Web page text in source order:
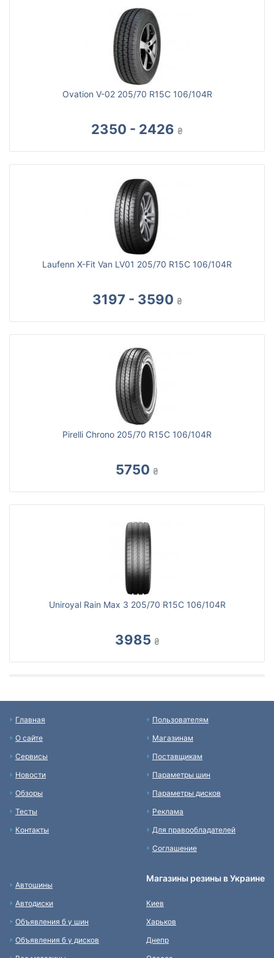
Ovation V-02 205/70 R15C 106/104R
2350 - 2426 ₴
Laufenn X-Fit Van LV01 205/70 R15C 106/104R
3197 - 3590 ₴
Pirelli Chrono 205/70 R15С 106/104R
5750 ₴
Uniroyal Rain Max 3 205/70 R15C 106/104R
3985 ₴
Главная
О сайте
Сервисы
Новости
Обзоры
Тесты
Контакты
Пользователям
Магазинам
Поставщикам
Параметры шин
Параметры дисков
Реклама
Для правообладателей
Соглашение
Автошины
Автодиски
Объявления б у шин
Объявления б у дисков
Магазины резины в Украине
Киев
Харьков
Днепр